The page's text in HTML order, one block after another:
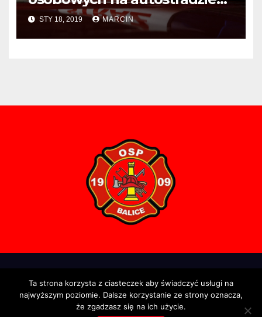
A4STY 18, 2019 MARCIN
Informacja Interwencje Ćwiczenia
Ta strona korzysta z ciasteczek aby świadczyć usługi na
najwyższym poziomie. Dalsze korzystanie ze strony oznacza,
że zgadzasz się na ich użycie.